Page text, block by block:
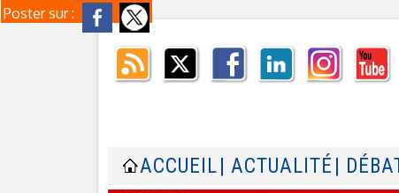
Poster sur :
ACCUEIL | ACTUALITÉ |